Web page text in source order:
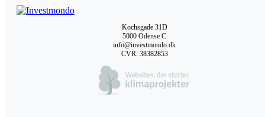
Kochsgade 31D
5000 Odense C
info@investmondo.dk
CVR: 38382853